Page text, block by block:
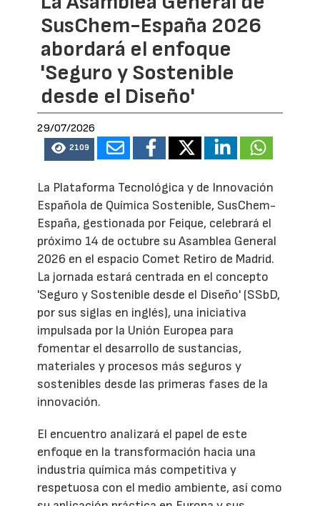
SusChem-España 2026
abordará el enfoque
'Seguro y Sostenible
desde el Diseño'
29/07/2026
2109
La Plataforma Tecnológica y de Innovación
Española de Química Sostenible, SusChem-
España, gestionada por Feique, celebrará el
próximo 14 de octubre su Asamblea General
2026 en el espacio Comet Retiro de Madrid.
La jornada estará centrada en el concepto
'Seguro y Sostenible desde el Diseño' (SSbD,
por sus siglas en inglés), una iniciativa
impulsada por la Unión Europea para
fomentar el desarrollo de sustancias,
materiales y procesos más seguros y
sostenibles desde las primeras fases de la
innovación.
El encuentro analizará el papel de este
enfoque en la transformación hacia una
industria química más competitiva y
respetuosa con el medio ambiente, así como